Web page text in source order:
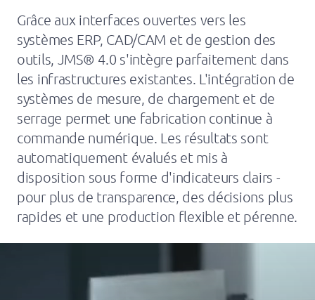
Grâce aux interfaces ouvertes vers les
systèmes ERP, CAD/CAM et de gestion des
outils, JMS® 4.0 s'intègre parfaitement dans
les infrastructures existantes. L'intégration de
systèmes de mesure, de chargement et de
serrage permet une fabrication continue à
commande numérique. Les résultats sont
automatiquement évalués et mis à
disposition sous forme d'indicateurs clairs -
pour plus de transparence, des décisions plus
rapides et une production flexible et pérenne.